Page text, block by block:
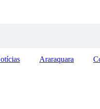
Araraquara